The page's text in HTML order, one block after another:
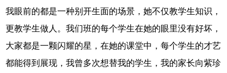
我眼前的都是一种别开生面的场景，她不仅教学生知识，
更教学生做人。我们班的每个学生在她的眼里没有好坏，
大家都是一颗闪耀的星，在她的课堂中，每个学生的才艺
都能得到展现，我曾多次想替我的学生，我的家长向紫珍